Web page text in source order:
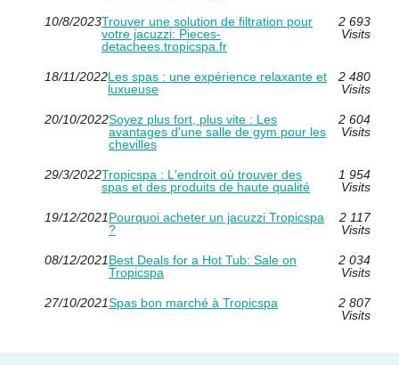
10/8/2023Trouver une solution de filtration pour
votre jacuzzi: Pieces-
detachees.tropicspa.fr
2 693
Visits
18/11/2022Les spas : une expérience relaxante et
luxueuse
2 480
Visits
20/10/2022Soyez plus fort, plus vite : Les
avantages d'une salle de gym pour les
chevilles
2 604
Visits
29/3/2022Tropicspa : L'endroit où trouver des
spas et des produits de haute qualité
1 954
Visits
19/12/2021Pourquoi acheter un jacuzzi Tropicspa
?
2 117
Visits
08/12/2021Best Deals for a Hot Tub: Sale on
Tropicspa
2 034
Visits
27/10/2021Spas bon marché à Tropicspa
2 807
Visits